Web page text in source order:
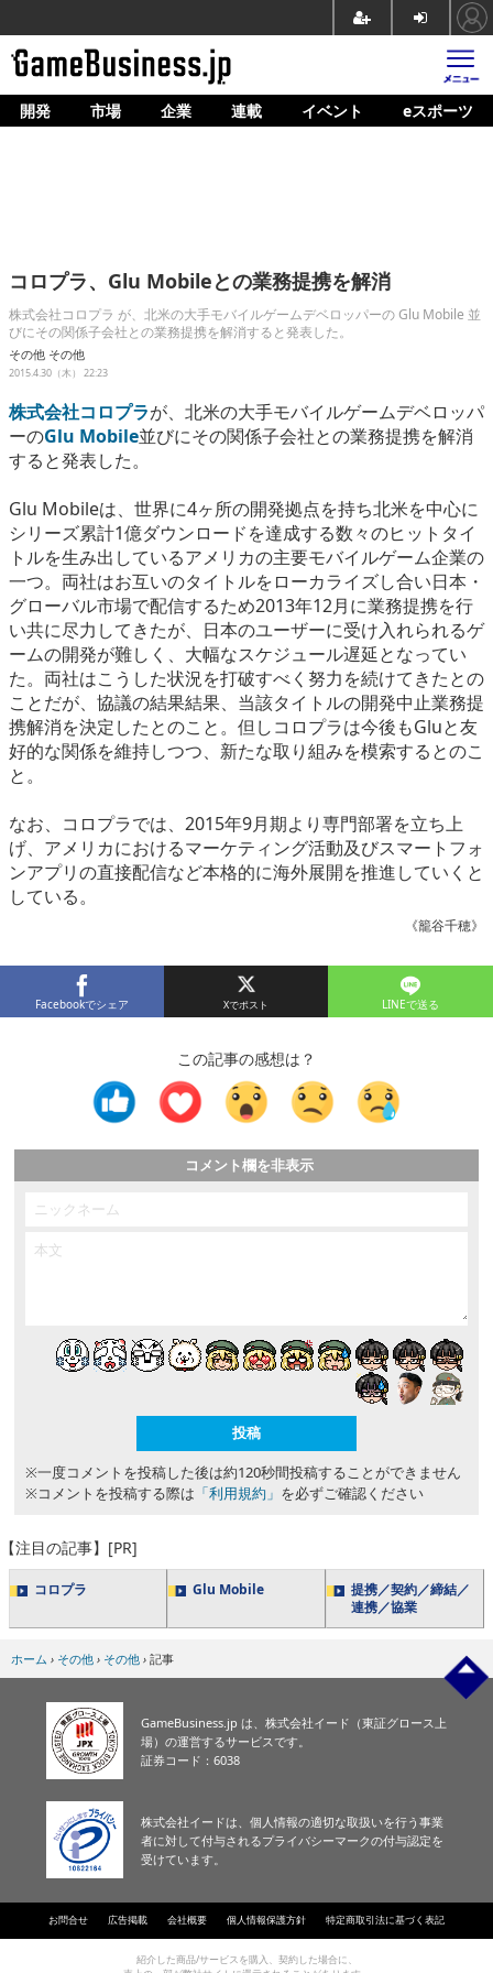
ホーム
企業動向
人材育成
産業政策
連載
イベント/セミナー
eスポーツ
開発 市場 企業 連載 イベント eスポーツ
コロプラ、Glu Mobileとの業務提携を解消
株式会社コロプラ が、北米の大手モバイルゲームデベロッパーの Glu Mobile 並
びにその関係子会社との業務提携を解消すると発表した。
その他 その他
2015.4.30（木） 22:23
株式会社コロプラが、北米の大手モバイルゲームデベロッパ
ーのGlu Mobile並びにその関係子会社との業務提携を解消
すると発表した。
Glu Mobileは、世界に4ヶ所の開発拠点を持ち北米を中心に
シリーズ累計1億ダウンロードを達成する数々のヒットタイ
トルを生み出しているアメリカの主要モバイルゲーム企業の
一つ。両社はお互いのタイトルをローカライズし合い日本・
グローバル市場で配信するため2013年12月に業務提携を行
い共に尽力してきたが、日本のユーザーに受け入れられるゲ
ームの開発が難しく、大幅なスケジュール遅延となってい
た。両社はこうした状況を打破すべく努力を続けてきたとの
ことだが、協議の結果結果、当該タイトルの開発中止業務提
携解消を決定したとのこと。但しコロプラは今後もGluと友
好的な関係を維持しつつ、新たな取り組みを模索するとのこ
と。
なお、コロプラでは、2015年9月期より専門部署を立ち上
げ、アメリカにおけるマーケティング活動及びスマートフォ
ンアプリの直接配信など本格的に海外展開を推進していくと
している。
《籠谷千穂》
Facebookでシェア LINEで送る
この記事の感想は？
コメント欄を非表示
※一度コメントを投稿した後は約120秒間投稿することができません
※コメントを投稿する際は 「利用規約」 を必ずご確認ください
【注目の記事】[PR]
コロプラ Glu Mobile
提携／契約／締結／
連携／協業
ホーム › その他 › その他 › 記事
GameBusiness.jp は、株式会社イード（東証グロース上
場）の運営するサービスです。
証券コード：6038
株式会社イードは、個人情報の適切な取扱いを行う事業
者に対して付与されるプライバシーマークの付与認定を
受けています。
お問合せ 広告掲載 会社概要 個人情報保護方針 特定商取引法に基づく表記
紹介した商品/サービスを購入、契約した場合に、